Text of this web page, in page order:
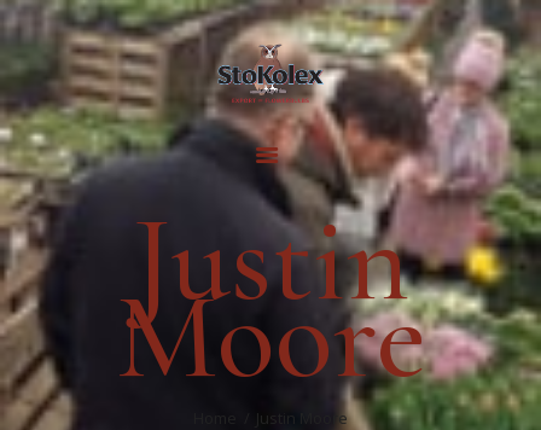
Justin
Moore
Justin Moore
ГОЛОВНА
ЦИБУЛИНИ
ГАЛЕРЕЯ
ВИРОБНИЦТВО
ІНФОРМАЦІЯ
ПРО НАС